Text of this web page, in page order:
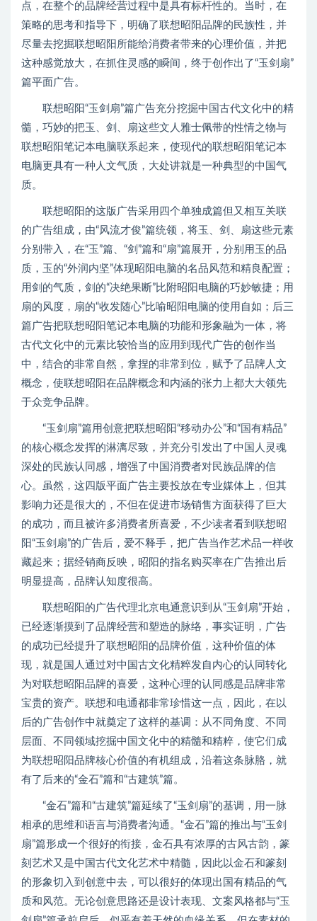
点，在整个的品牌经营过程中是具有标杆性的。当时，在
策略的思考和指导下，明确了联想昭阳品牌的民族性，并
尽量去挖掘联想昭阳所能给消费者带来的心理价值，并把
这种感觉放大，在抓住灵感的瞬间，终于创作出了“玉剑扇”
篇平面广告。
联想昭阳“玉剑扇”篇广告充分挖掘中国古代文化中的精
髓，巧妙的把玉、剑、扇这些文人雅士佩带的性情之物与
联想昭阳笔记本电脑联系起来，使现代的联想昭阳笔记本
电脑更具有一种人文气质，大处讲就是一种典型的中国气
质。
联想昭阳的这版广告采用四个单独成篇但又相互关联
的广告组成，由“风流才俊”篇统领，将玉、剑、扇这些元素
分别带入，在“玉”篇、“剑”篇和“扇”篇展开，分别用玉的品
质，玉的“外润内坚”体现昭阳电脑的名品风范和精良配置；
用剑的气质，剑的“决绝果断”比附昭阳电脑的巧妙敏捷；用
扇的风度，扇的“收发随心”比喻昭阳电脑的使用自如；后三
篇广告把联想昭阳笔记本电脑的功能和形象融为一体，将
古代文化中的元素比较恰当的应用到现代广告的创作当
中，结合的非常自然，拿捏的非常到位，赋予了品牌人文
概念，使联想昭阳在品牌概念和内涵的张力上都大大领先
于众竞争品牌。
“玉剑扇”篇用创意把联想昭阳“移动办公”和“国有精品”
的核心概念发挥的淋漓尽致，并充分引发出了中国人灵魂
深处的民族认同感，增强了中国消费者对民族品牌的信
心。虽然，这四版平面广告主要投放在专业媒体上，但其
影响力还是很大的，不但在促进市场销售方面获得了巨大
的成功，而且被许多消费者所喜爱，不少读者看到联想昭
阳“玉剑扇”的广告后，爱不释手，把广告当作艺术品一样收
藏起来；据经销商反映，昭阳的指名购买率在广告推出后
明显提高，品牌认知度很高。
联想昭阳的广告代理北京电通意识到从“玉剑扇”开始，
已经逐渐摸到了品牌经营和塑造的脉络，事实证明，广告
的成功已经提升了联想昭阳的品牌价值，这种价值的体
现，就是国人通过对中国古文化精粹发自内心的认同转化
为对联想昭阳品牌的喜爱，这种心理的认同感是品牌非常
宝贵的资产。联想和电通都非常珍惜这一点，因此，在以
后的广告创作中就奠定了这样的基调：从不同角度、不同
层面、不同领域挖掘中国文化中的精髓和精粹，使它们成
为联想昭阳品牌核心价值的有机组成，沿着这条脉胳，就
有了后来的“金石”篇和“古建筑”篇。
“金石”篇和“古建筑”篇延续了“玉剑扇”的基调，用一脉
相承的思维和语言与消费者沟通。“金石”篇的推出与“玉剑
扇”篇形成一个很好的衔接，金石具有浓厚的古风古韵，篆
刻艺术又是中国古代文化艺术中精髓，因此以金石和篆刻
的形象切入到创意中去，可以很好的体现出国有精品的气
质和风范。无论创意思路还是设计表现、文案风格都与“玉